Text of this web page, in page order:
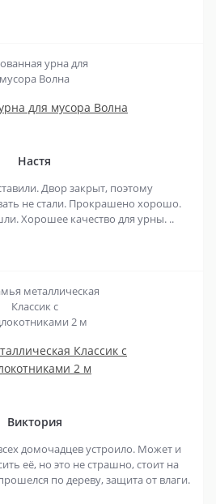
для мусора Волна
Настя
Двор закрыт, поэтому
не стали. Прокрашено хорошо.
Хорошее качество для урны. ..
Классик с
2 м
Виктория
домочадцев устроило. Может и
её, но это не страшно, стоит на
по дереву, защита от влаги.